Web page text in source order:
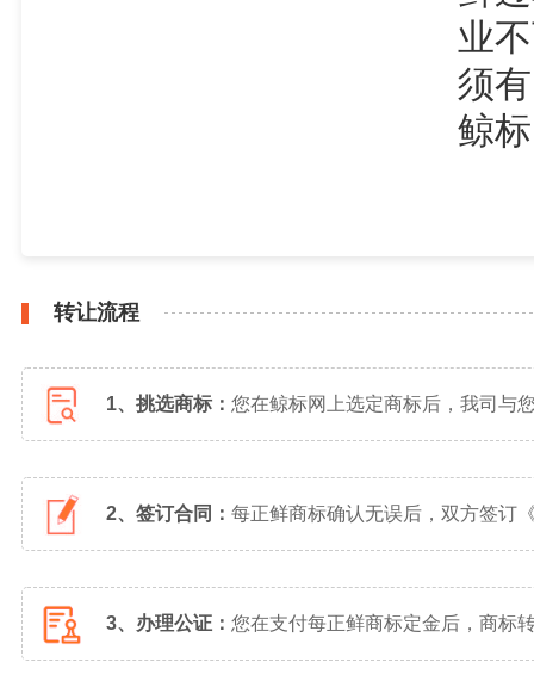
业
须
鲸
转让流程
1、挑选商标： 您在鲸标网上选定商标后，我司与
2、签订合同： 每正鲜商标确认无误后，双方签订
3、办理公证： 您在支付每正鲜商标定金后，商标